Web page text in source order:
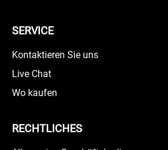
SERVICE
Kontaktieren Sie uns
Live Chat
Wo kaufen
RECHTLICHES